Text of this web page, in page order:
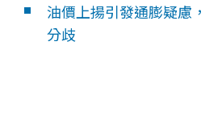
油價上揚引發通膨疑慮
分歧